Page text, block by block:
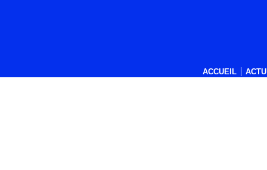
ACCUEIL